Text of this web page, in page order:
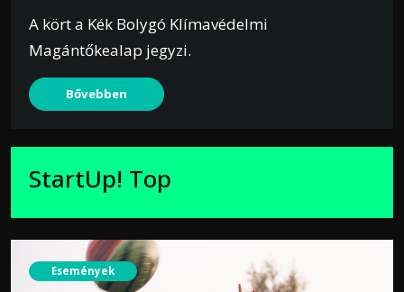
A kört a Kék Bolygó Klímavédelmi
Magántőkealap jegyzi.
Bővebben
StartUp! Top
Események